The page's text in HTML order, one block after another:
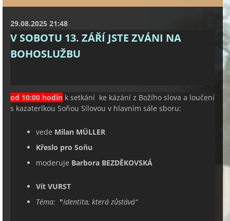
29.08.2025 21:48
V SOBOTU 13. ZÁŘÍ JSTE ZVÁNI NA
BOHOSLUŽBU
od 10:00 hodin k setkání ke kázání z Božího slova a loučení
s kazaterlkou Soňou Sílovou v hlavním sále sboru:
vede Milan MÜLLER
Křeslo pro Soňu
moderuje Barbora BEZDĚKOVSKÁ
Vít VURST
Téma: "Identita, která zůstává“